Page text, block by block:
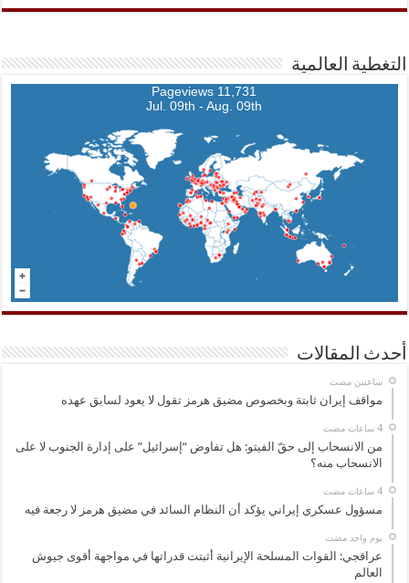
التغطية العالمية
11,731 Pageviews
Jul. 09th - Aug. 09th
أحدث المقالات
‏ساعتين مضت
مواقف إيران ثابتة وبخصوص مضيق هرمز تقول لا يعود لسابق عهده
‏4 ساعات مضت
من الانسحاب إلى حقّ الفيتو: هل تفاوض “إسرائيل” على إدارة الجنوب لا على
الانسحاب منه؟
‏4 ساعات مضت
مسؤول عسكري إيراني يؤكد أن النظام السائد في مضيق هرمز لا رجعة فيه
‏يوم واحد مضت
عراقجي: القوات المسلحة الإيرانية أثبتت قدراتها في مواجهة أقوى جيوش
العالم